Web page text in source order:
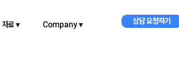
자료 ▾ Company ▾ 상담 요청하기